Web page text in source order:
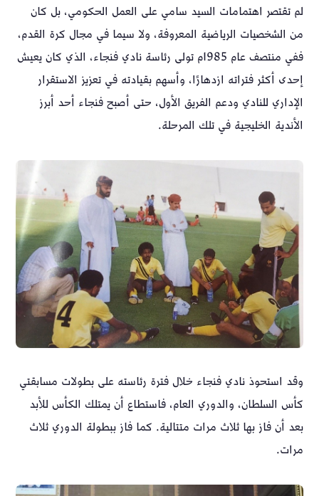
لم تقتصر اهتمامات السيد سامي على العمل الحكومي، بل كان
من الشخصيات الرياضية المعروفة، ولا سيما في مجال كرة القدم،
ففي منتصف عام 1985م تولى رئاسة نادي فنجاء، الذي كان يعيش
إحدى أكثر فتراته ازدهارًا، وأسهم بقيادته في تعزيز الاستقرار
الإداري للنادي ودعم الفريق الأول، حتى أصبح فنجاء أحد أبرز
الأندية الخليجية في تلك المرحلة.
وقد استحوذ نادي فنجاء خلال فترة رئاسته على بطولات مسابقتي
كأس السلطان، والدوري العام، فاستطاع أن يمتلك الكأس للأبد
بعد أن فاز بها ثلاث مرات متتالية. كما فاز ببطولة الدوري ثلاث
مرات.